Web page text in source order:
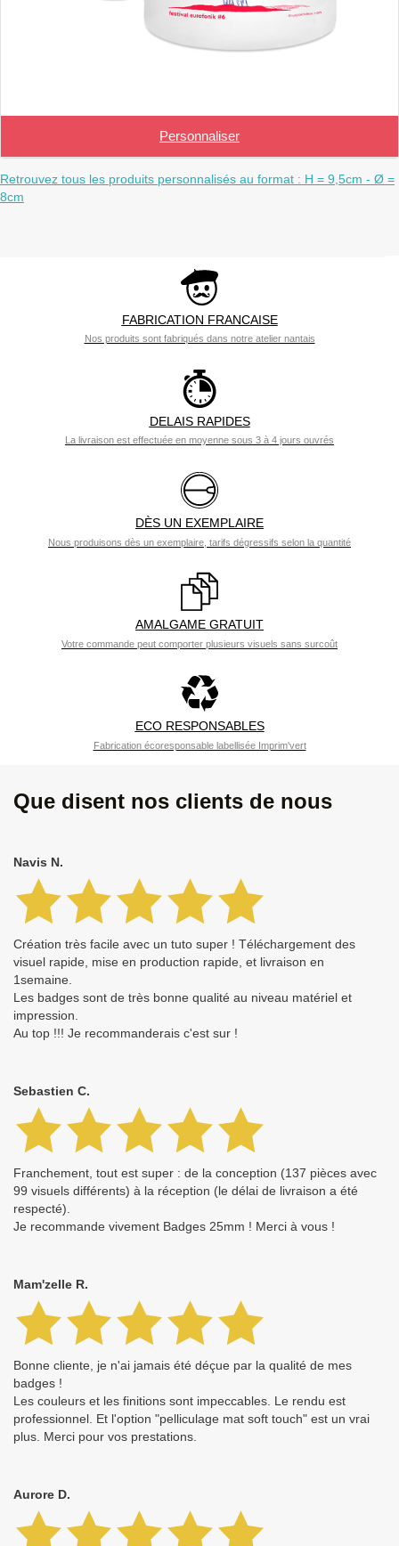
Personnaliser
Retrouvez tous les produits personnalisés au format : H = 9,5cm - Ø =
8cm
FABRICATION FRANCAISE
Nos produits sont fabriqués dans notre atelier nantais
DELAIS RAPIDES
La livraison est effectuée en moyenne sous 3 à 4 jours ouvrés
DÈS UN EXEMPLAIRE
Nous produisons dès un exemplaire, tarifs dégressifs selon la quantité
AMALGAME GRATUIT
Votre commande peut comporter plusieurs visuels sans surcoût
ECO RESPONSABLES
Fabrication écoresponsable labellisée Imprim'vert
Que disent nos clients de nous
Navis N.
Création très facile avec un tuto super ! Téléchargement des
visuel rapide, mise en production rapide, et livraison en
1semaine.
Les badges sont de très bonne qualité au niveau matériel et
impression.
Au top !!! Je recommanderais c'est sur !
Sebastien C.
Franchement, tout est super : de la conception (137 pièces avec
99 visuels différents) à la réception (le délai de livraison a été
respecté).
Je recommande vivement Badges 25mm ! Merci à vous !
Mam'zelle R.
Bonne cliente, je n'ai jamais été déçue par la qualité de mes
badges !
Les couleurs et les finitions sont impeccables. Le rendu est
professionnel. Et l'option "pelliculage mat soft touch" est un vrai
plus. Merci pour vos prestations.
Aurore D.